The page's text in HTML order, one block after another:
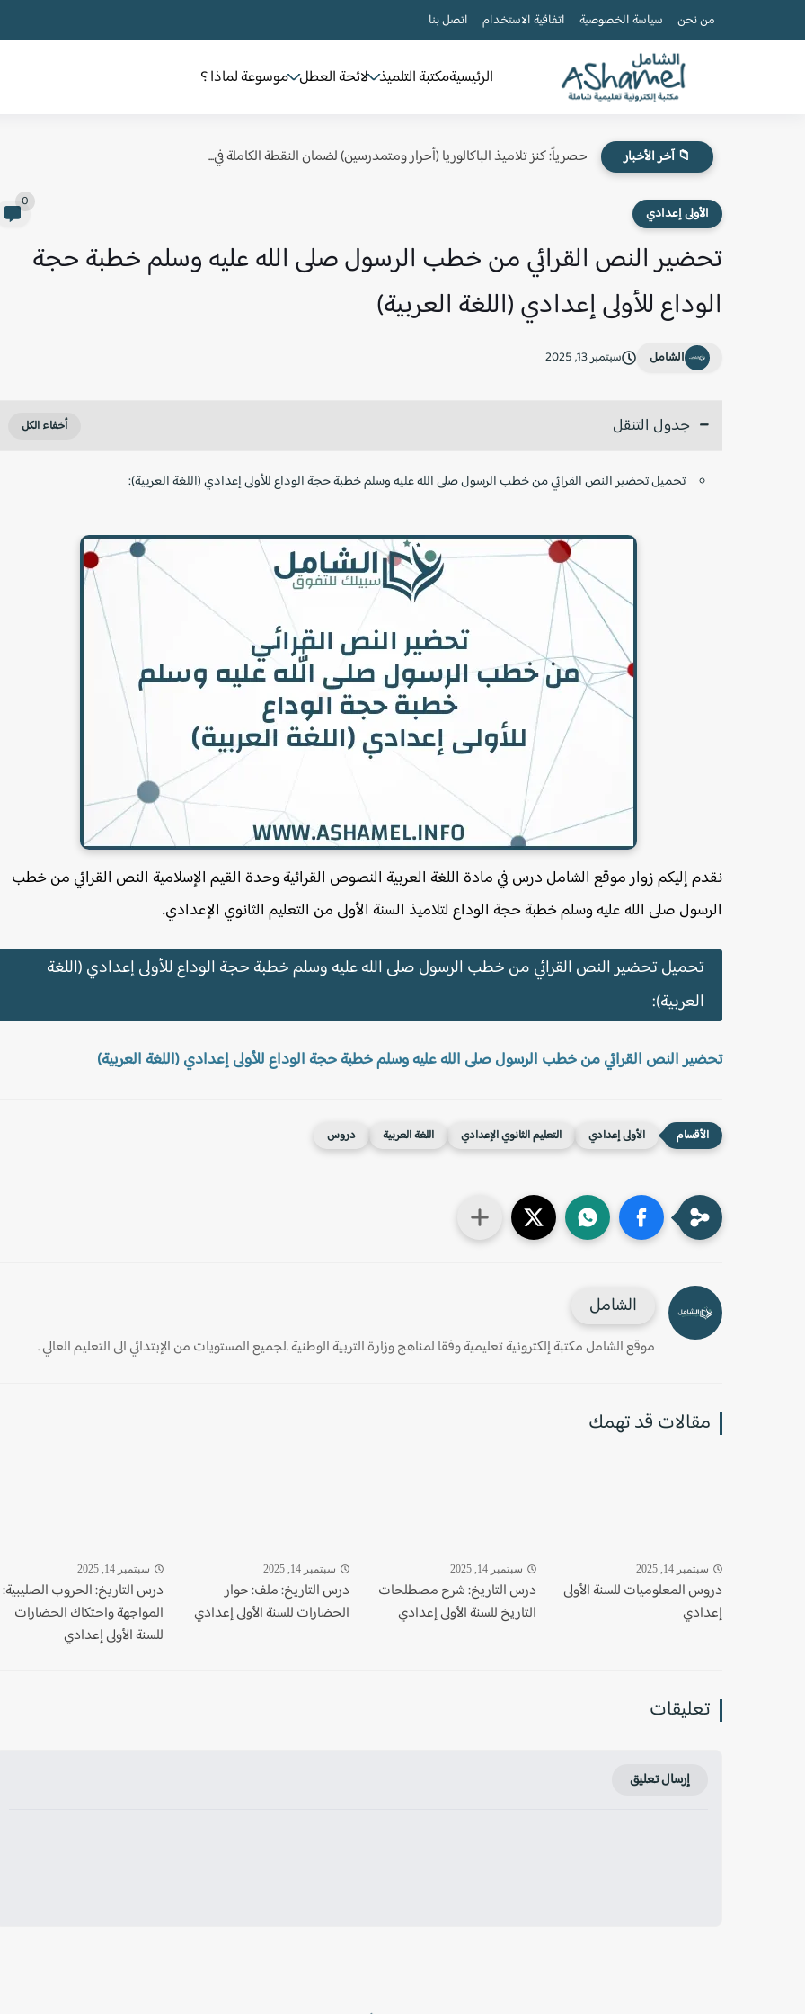
من نحن سياسة الخصوصية اتفاقية الاستخدام اتصل بنا
الرئيسيةمكتبة التلميذ لائحة العطل موسوعة لماذا ؟
📁 آخر الأخبار حصرياً: كنز تلاميذ الباكالوريا (أحرار ومتمدرسين) لضمان النقطة الكاملة في...
الأولى إعدادي
0
تحضير النص القرائي من خطب الرسول صلى الله عليه وسلم خطبة حجة
الوداع للأولى إعدادي (اللغة العربية)
الشامل سبتمبر 13, 2025
جدول التنقل
تحميل تحضير النص القرائي من خطب الرسول صلى الله عليه وسلم خطبة حجة الوداع للأولى إعدادي (اللغة العربية):
نقدم إليكم زوار موقع الشامل درس في مادة اللغة العربية النصوص القرائية وحدة القيم الإسلامية النص القرائي من خطب
الرسول صلى الله عليه وسلم خطبة حجة الوداع لتلاميذ السنة الأولى من التعليم الثانوي الإعدادي.
تحميل تحضير النص القرائي من خطب الرسول صلى الله عليه وسلم خطبة حجة الوداع للأولى إعدادي (اللغة
العربية):
تحضير النص القرائي من خطب الرسول صلى الله عليه وسلم خطبة حجة الوداع للأولى إعدادي (اللغة العربية)
الأولى إعدادي التعليم الثانوي الإعدادي اللغة العربية دروس
الشامل
موقع الشامل مكتبة إلكترونية تعليمية وفقا لمناهج وزارة التربية الوطنية .لجميع المستويات من الإبتدائي الى التعليم العالي .
مقالات قد تهمك
سبتمبر 14, 2025
دروس المعلوميات للسنة الأولى
إعدادي
سبتمبر 14, 2025
درس التاريخ: شرح مصطلحات
التاريخ للسنة الأولى إعدادي
سبتمبر 14, 2025
درس التاريخ: ملف: حوار
الحضارات للسنة الأولى إعدادي
سبتمبر 14, 2025
درس التاريخ: الحروب الصليبية:
المواجهة واحتكاك الحضارات
للسنة الأولى إعدادي
تعليقات
إرسال تعليق